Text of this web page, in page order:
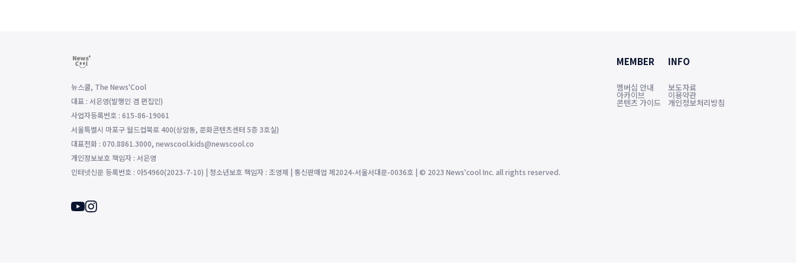
뉴스쿨, The News'Cool
대표 : 서은영(발행인 겸 편집인)
사업자등록번호 : 615-86-19061
서울특별시 마포구 월드컵북로 400(상암동, 문화콘텐츠센터 5층 3호실)
대표전화 : 070.8861.3000, newscool.kids@newscool.co
개인정보보호 책임자 : 서은영
인터넷신문 등록번호 : 아54960(2023-7-10) | 청소년보호 책임자 : 조영제 | 통신판매업 제2024-서울서대문-0036호 | © 2023 News'cool Inc. all rights reserved.
MEMBER
멤버십 안내
아카이브
콘텐츠 가이드
INFO
보도자료
이용약관
개인정보처리방침